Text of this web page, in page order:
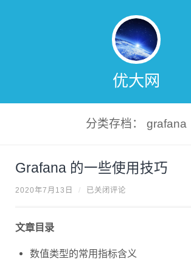
优大网
分类存档： grafana
Grafana 的一些使用技巧
2020年7月13日 /
G
R
的
一
已关闭评论
文章目录
数值类型的常用指标含义